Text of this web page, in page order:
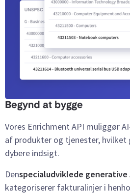
Begynd at bygge
Vores Enrichment API muliggør
af produkter og tjenester, hvilket
dybere indsigt.
Denspecialudviklede generative
kategoriserer fakturalinjer i